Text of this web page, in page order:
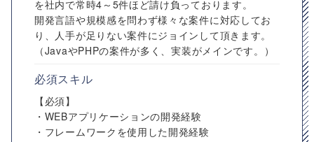
を社内で常時4～5件ほど請け負っております。
開発言語や規模感を問わず様々な案件に対応してお
り、人手が足りない案件にジョインして頂きます。
（JavaやPHPの案件が多く、実装がメインです。）
必須スキル
【必須】
・WEBアプリケーションの開発経験
・フレームワークを使用した開発経験